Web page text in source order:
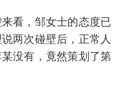
看，邹女士的态度已
两次碰壁后，正常人
没有，竟然策划了第